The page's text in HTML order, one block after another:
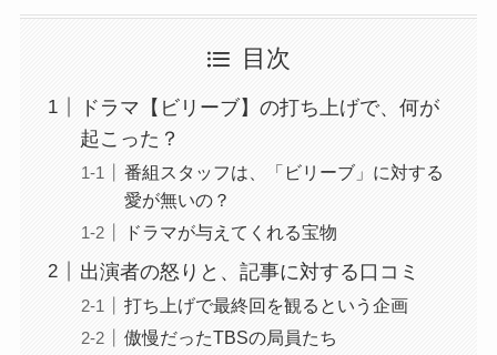
目次
ドラマ【ビリーブ】の打ち上げで、何が
起こった？
番組スタッフは、「ビリーブ」に対する
愛が無いの？
ドラマが与えてくれる宝物
出演者の怒りと、記事に対する口コミ
打ち上げで最終回を観るという企画
傲慢だったTBSの局員たち